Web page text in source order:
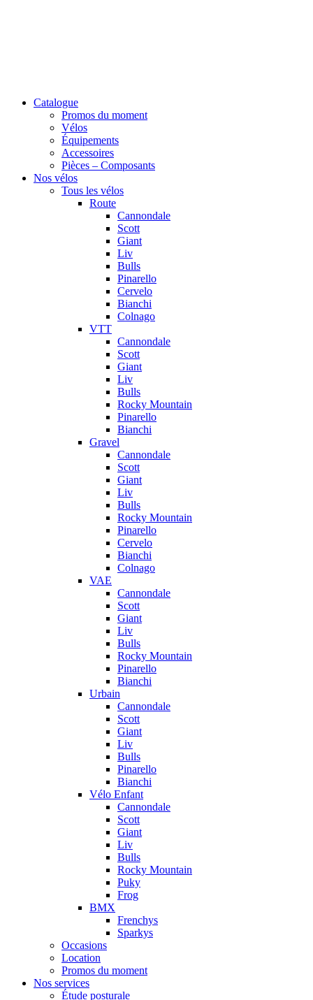
Catalogue
Promos du moment
Vélos
Équipements
Accessoires
Pièces – Composants
Nos vélos
Tous les vélos
Route
Cannondale
Scott
Giant
Liv
Bulls
Pinarello
Cervelo
Bianchi
Colnago
VTT
Cannondale
Scott
Giant
Liv
Bulls
Rocky Mountain
Pinarello
Bianchi
Gravel
Cannondale
Scott
Giant
Liv
Bulls
Rocky Mountain
Pinarello
Cervelo
Bianchi
Colnago
VAE
Cannondale
Scott
Giant
Liv
Bulls
Rocky Mountain
Pinarello
Bianchi
Urbain
Cannondale
Scott
Giant
Liv
Bulls
Pinarello
Bianchi
Vélo Enfant
Cannondale
Scott
Giant
Liv
Bulls
Rocky Mountain
Puky
Frog
BMX
Frenchys
Sparkys
Occasions
Location
Promos du moment
Nos services
Étude posturale